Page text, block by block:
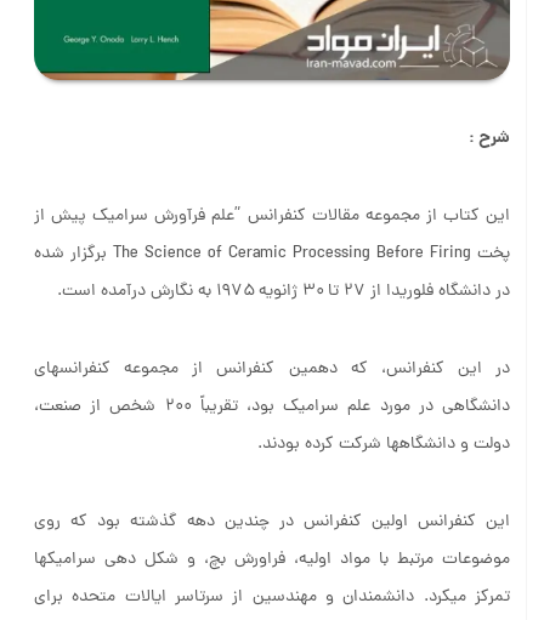
شرح :
این کتاب از مجموعه مقالات کنفرانس ”علم فرآورش سرامیک پیش از
پخت The Science of Ceramic Processing Before Firing برگزار­ شده
در دانشگاه فلوریدا از ۲۷ تا ۳۰ ژانویه ۱۹۷۵ به نگارش درآمده است.
در این کنفرانس، که دهمین کنفرانس از مجموعه کنفرانس­های
دانشگاهی در مورد علم سرامیک بود، تقریباً ۲۰۰ شخص از صنعت،
دولت و دانشگاه­ها شرکت کرده بودند.
این کنفرانس اولین کنفرانس در چندین دهه گذشته بود که روی
موضوعات مرتبط با مواد اولیه، فراورش بچ، و شکل ­دهی سرامیک­ها
تمرکز می­کرد. دانشمندان و مهندسین از سرتاسر ایالات متحده برای